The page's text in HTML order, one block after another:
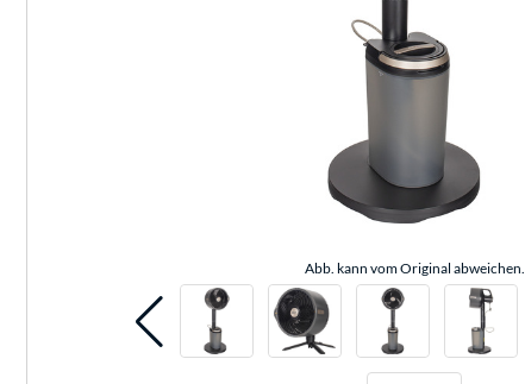
Abb. kann vom Original abweichen.